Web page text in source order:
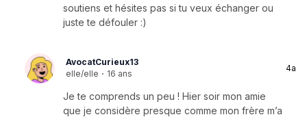
soutiens et hésites pas si tu veux échanger ou
juste te défouler :)
AvocatCurieux13
elle/elle · 16 ans
4a
Je te comprends un peu ! Hier soir mon amie
que je considère presque comme mon frère m’a